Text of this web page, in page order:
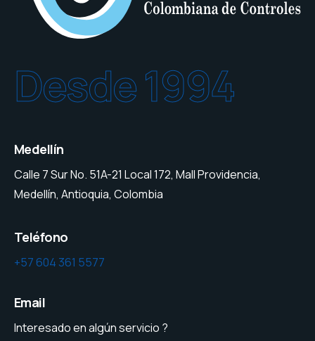
Desde 1994
Medellín
Calle 7 Sur No. 51A-21 Local 172, Mall Providencia,
Medellín, Antioquia, Colombia
Teléfono
+57 604 361 5577
Email
Interesado en algún servicio ?